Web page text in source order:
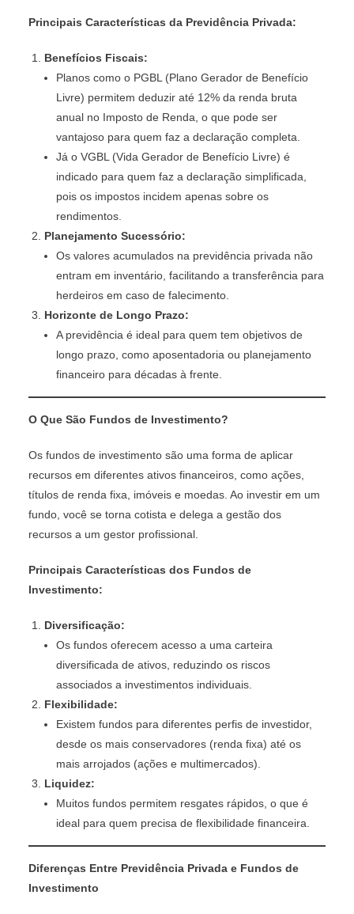
Principais Características da Previdência Privada:
Benefícios Fiscais:
Planos como o PGBL (Plano Gerador de Benefício
Livre) permitem deduzir até 12% da renda bruta
anual no Imposto de Renda, o que pode ser
vantajoso para quem faz a declaração completa.
Já o VGBL (Vida Gerador de Benefício Livre) é
indicado para quem faz a declaração simplificada,
pois os impostos incidem apenas sobre os
rendimentos.
Planejamento Sucessório:
Os valores acumulados na previdência privada não
entram em inventário, facilitando a transferência para
herdeiros em caso de falecimento.
Horizonte de Longo Prazo:
A previdência é ideal para quem tem objetivos de
longo prazo, como aposentadoria ou planejamento
financeiro para décadas à frente.
O Que São Fundos de Investimento?
Os fundos de investimento são uma forma de aplicar
recursos em diferentes ativos financeiros, como ações,
títulos de renda fixa, imóveis e moedas. Ao investir em um
fundo, você se torna cotista e delega a gestão dos
recursos a um gestor profissional.
Principais Características dos Fundos de
Investimento:
Diversificação:
Os fundos oferecem acesso a uma carteira
diversificada de ativos, reduzindo os riscos
associados a investimentos individuais.
Flexibilidade:
Existem fundos para diferentes perfis de investidor,
desde os mais conservadores (renda fixa) até os
mais arrojados (ações e multimercados).
Liquidez:
Muitos fundos permitem resgates rápidos, o que é
ideal para quem precisa de flexibilidade financeira.
Diferenças Entre Previdência Privada e Fundos de
Investimento